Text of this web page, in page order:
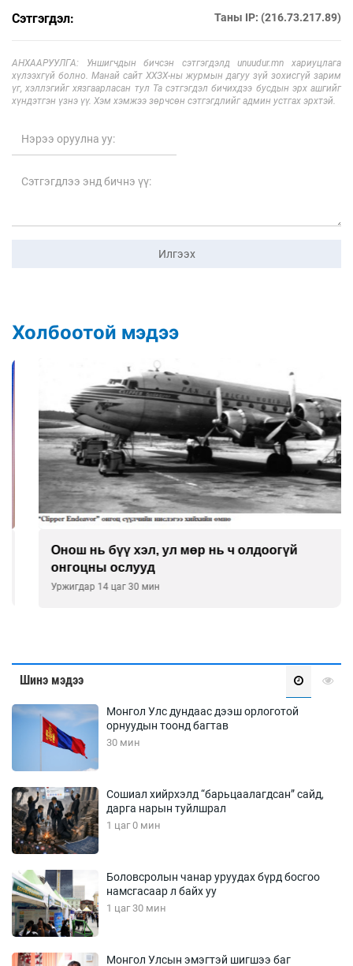
Сэтгэгдэл: Таны IP: (216.73.217.89)
АНХААРУУЛГА: Уншигчдын бичсэн сэтгэгдэлд unuudur.mn хариуцлага
хүлээхгүй болно. Манай сайт ХХЗХ-ны журмын дагуу зүй зохисгүй зарим
үг, хэллэгийг хязгаарласан тул Та сэтгэгдэл бичихдээ бусдын эрх ашгийг
хүндэтгэн үзнэ үү. Хэм хэмжээ зөрчсөн сэтгэгдлийг админ устгах эрхтэй.
Илгээх
Холбоотой мэдээ
Онош нь бүү хэл, ул мөр нь ч олдоогүй
онгоцны ослууд
Уржигдар 14 цаг 30 мин
Шинэ мэдээ
Монгол Улс дундаас дээш орлоготой
орнуудын тоонд багтав
30 мин
Сошиал хийрхэлд “барьцаалагдсан” сайд,
дарга нарын туйлшрал
1 цаг 0 мин
Боловсролын чанар уруудах бүрд босгоо
намсгасаар л байх уу
1 цаг 30 мин
Монгол Улсын эмэгтэй шигшээ баг